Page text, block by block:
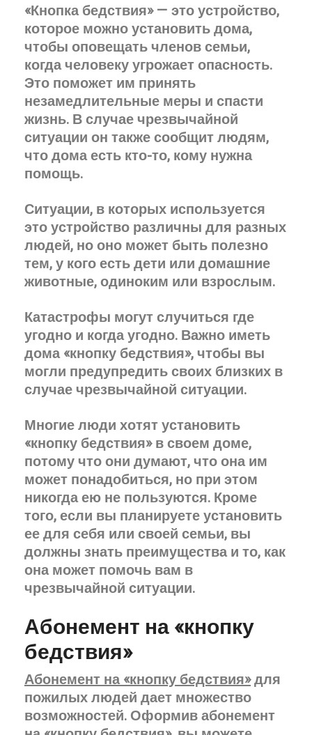
«Кнопка бедствия» — это устройство,
которое можно установить дома,
чтобы оповещать членов семьи,
когда человеку угрожает опасность.
Это поможет им принять
незамедлительные меры и спасти
жизнь. В случае чрезвычайной
ситуации он также сообщит людям,
что дома есть кто-то, кому нужна
помощь.
Ситуации, в которых используется
это устройство различны для разных
людей, но оно может быть полезно
тем, у кого есть дети или домашние
животные, одиноким или взрослым.
Катастрофы могут случиться где
угодно и когда угодно. Важно иметь
дома «кнопку бедствия», чтобы вы
могли предупредить своих близких в
случае чрезвычайной ситуации.
Многие люди хотят установить
«кнопку бедствия» в своем доме,
потому что они думают, что она им
может понадобиться, но при этом
никогда ею не пользуются. Кроме
того, если вы планируете установить
ее для себя или своей семьи, вы
должны знать преимущества и то, как
она может помочь вам в
чрезвычайной ситуации.
Абонемент на «кнопку
бедствия»
Абонемент на «кнопку бедствия»для
пожилых людей дает множество
возможностей. Оформив абонемент